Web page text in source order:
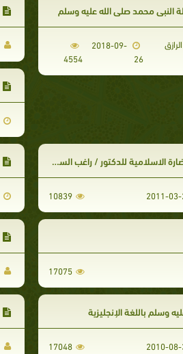
النبي محمد صلى الله عليه وسلم
2018-09-
26
4554
للدكتور / راغب السيرجاني
10839
17075
وسلم باللغة الإنجليزية
17048